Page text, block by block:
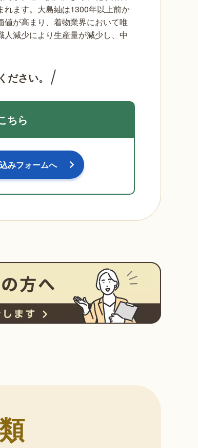
ます。大島紬は1300年以上前か
値が高まり、着物業界において唯
減少により生産量が減少し、中
ださい。
ちら
みフォームへ